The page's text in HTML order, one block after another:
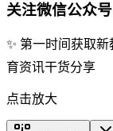
关注微信公众
✨ 第一时间获取
育资讯干货分享
点击放大